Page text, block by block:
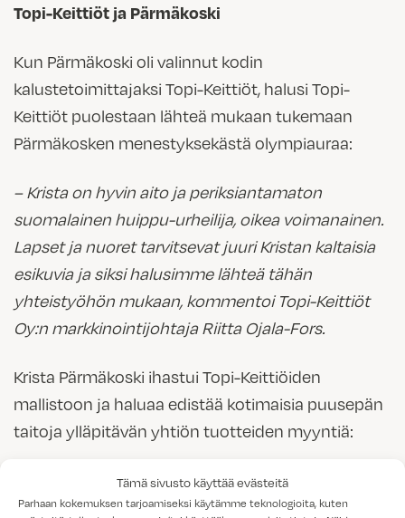
Tämä sivusto käyttää evästeitä
Parhaan kokemuksen tarjoamiseksi käytämme teknologioita, kuten
Topi-Keittiöt ja Pärmäkoski
Kun Pärmäkoski oli valinnut kodin
kalustetoimittajaksi Topi-Keittiöt, halusi Topi-
Keittiöt puolestaan lähteä mukaan tukemaan
Pärmäkosken menestyksekästä olympiauraa:
– Krista on hyvin aito ja periksiantamaton
suomalainen huippu-urheilija, oikea voimanainen.
Lapset ja nuoret tarvitsevat juuri Kristan kaltaisia
esikuvia ja siksi halusimme lähteä tähän
yhteistyöhön mukaan, kommentoi Topi-Keittiöt
Oy:n markkinointijohtaja Riitta Ojala-Fors.
Krista Pärmäkoski ihastui Topi-Keittiöiden
mallistoon ja haluaa edistää kotimaisia puusepän
taitoja ylläpitävän yhtiön tuotteiden myyntiä:
-Hienoa saada Topi-Keittiöt mukaan
kumppaniyhteisöön! Olen haaveillut puusepän